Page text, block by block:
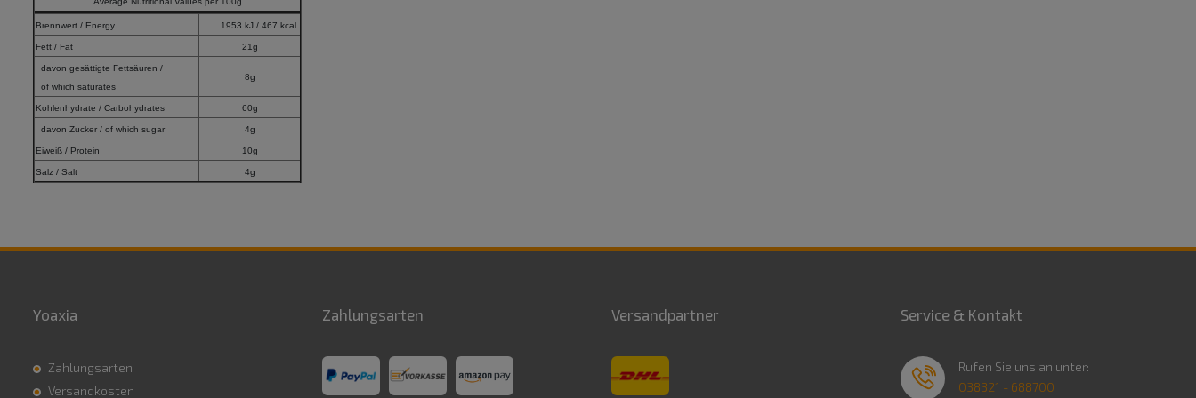
Brennwert / Energy 1953 kJ / 467 kcal
Fett / Fat 21g
davon gesättigte Fettsäuren /
of which saturates
8g
Kohlenhydrate / Carbohydrates 60g
davon Zucker / of which sugar 4g
Eiweiß / Protein 10g
Salz / Salt 4g
Yoaxia
Zahlungsarten
Versandkosten
Zahlungsarten Versandpartner Service & Kontakt
Rufen Sie uns an unter:
038321 - 688700